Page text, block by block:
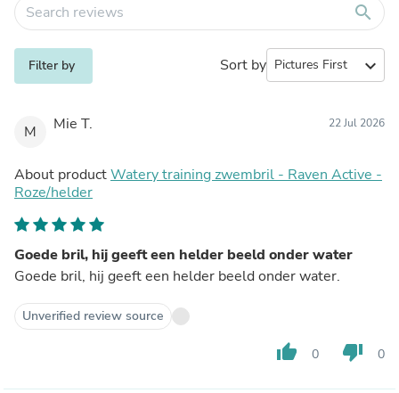
search
Filter by Sort by expand_more
M Mie T. 22 Jul 2026
About productWatery training zwembril - Raven Active -
Roze/helder
Goede bril, hij geeft een helder beeld onder water
Goede bril, hij geeft een helder beeld onder water.
Unverified review source
thumb_up 0 thumb_down 0